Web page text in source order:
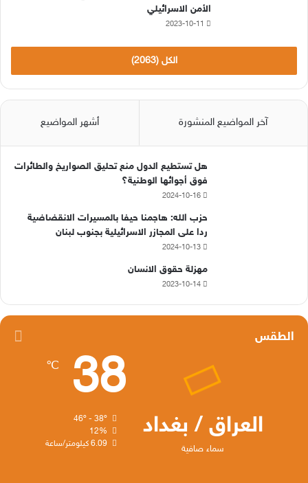
الأمن الاسرائيلي
2023-10-11
الكل (2063)
آخر المواضيع المنشورة أشهر المواضيع
هل تستطيع الدول منع تحليق الصواريخ والطائرات
فوق أجوائها الوطنية؟
2024-10-16
حزب الله: هاجمنا حيفا بالمسيرات الانقضاضية
ردا على المجازر الاسرائيلية بجنوب لبنان
2024-10-13
مهزلة حقوق الانسان
2023-10-14
الطقس
العراق / بغداد
سماء صافية
38
℃
46º - 38º
12%
6.09 كيلومتر/ساعة